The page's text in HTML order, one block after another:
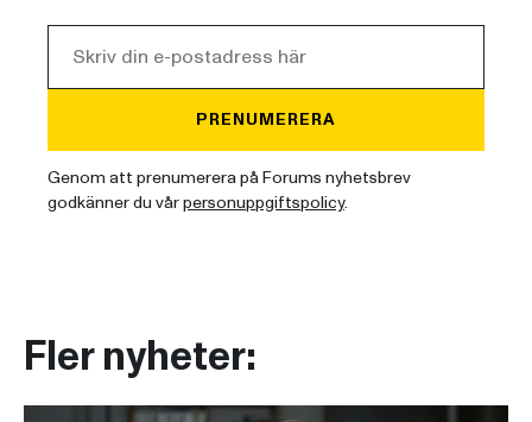
PRENUMERERA
Genom att prenumerera på Forums nyhetsbrev
godkänner du vårpersonuppgiftspolicy.
Fler nyheter: